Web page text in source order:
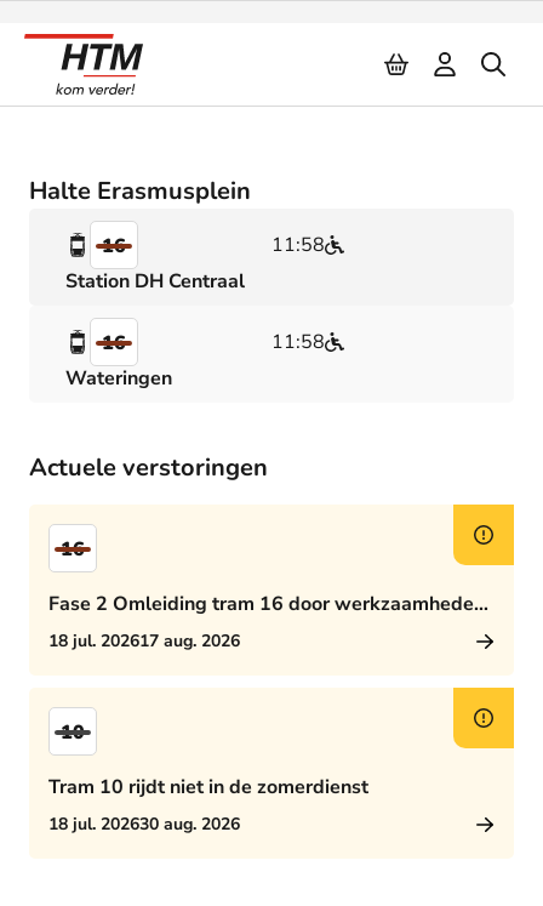
Halte Erasmusplein
16
11:58
Station DH Centraal
16
11:58
Wateringen
Actuele verstoringen
16
Fase 2 Omleiding tram 16 door werkzaamheden
Rijswijkseplein
18 jul. 202617 aug. 2026
10
Tram 10 rijdt niet in de zomerdienst
18 jul. 202630 aug. 2026